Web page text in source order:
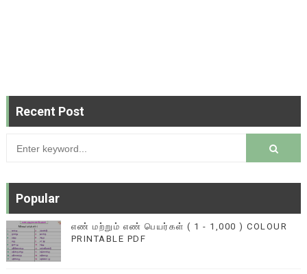
Recent Post
Popular
எண் மற்றும் எண் பெயர்கள் ( 1 - 1,000 ) COLOUR
PRINTABLE PDF